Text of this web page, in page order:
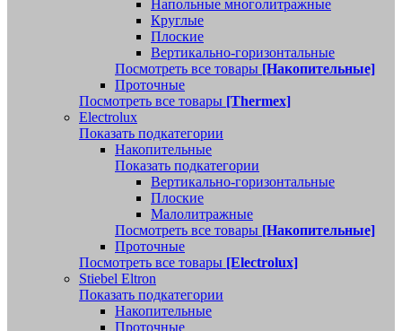
Напольные многолитражные
Круглые
Плоские
Вертикально-горизонтальные
Посмотреть все товары [Накопительные]
Проточные
Посмотреть все товары [Thermex]
Electrolux
Показать подкатегории
Накопительные
Показать подкатегории
Вертикально-горизонтальные
Плоские
Малолитражные
Посмотреть все товары [Накопительные]
Проточные
Посмотреть все товары [Electrolux]
Stiebel Eltron
Показать подкатегории
Накопительные
Проточные